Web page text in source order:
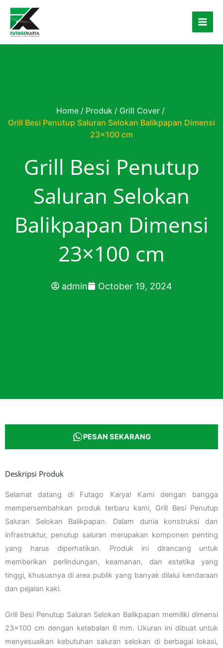
Skip to content
Home / Produk / Grill Cover /
Grill Besi Penutup Saluran Selokan Balikpapan Dimensi
23×100 cm
Grill Besi Penutup
Saluran Selokan
Balikpapan Dimensi
23×100 cm
admin October 19, 2024
PESAN SEKARANG
Deskripsi Produk
Selamat datang di Futago Karya! Kami dengan bangga
mempersembahkan produk terbaru kami, Grill Besi Penutup
Saluran Selokan Balikpapan. Dalam dunia konstruksi dan
infrastruktur, penutup saluran merupakan komponen penting
yang harus diperhatikan. Produk ini dirancang untuk
memberikan perlindungan, keamanan, dan estetika yang
tinggi, khususnya di area publik yang banyak dilalui kendaraan
dan pejalan kaki.
Grill Besi Penutup Saluran Selokan Balikpapan memiliki dimensi
23×100 cm dengan ketebalan 6 mm. Ukuran ini dibuat untuk
menyesuaikan kebutuhan saluran selokan di berbagai lokasi,